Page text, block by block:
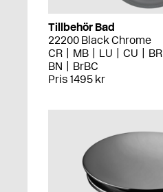
Tillbehör Bad
22200 Black Chrome
CR
MB LU CU BR
BN
BrBC
Pris 1495 kr